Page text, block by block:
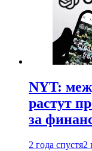
NYT:
растут
за
2 года спустя2